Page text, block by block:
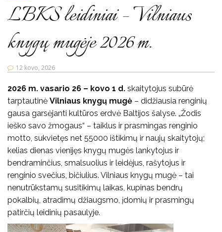
LBKS leidiniai – Vilniaus
knygų mugėje 2026 m.
12 kovo, 2026
2026 m. vasario 26 – kovo 1 d. skaitytojus subūrė
tarptautinė Vilniaus knygų mugė – didžiausia renginių
gausa garsėjanti kultūros erdvė Baltijos šalyse. „Žodis
ieško savo žmogaus“ – taiklus ir prasmingas renginio
motto, sukvietęs net 55000 ištikimų ir naujų skaitytojų;
kelias dienas vienijęs knygų mugės lankytojus ir
bendraminčius, smalsuolius ir leidėjus, rašytojus ir
renginio svečius, bičiulius. Vilniaus knygų mugė – tai
nenutrūkstamų susitikimų laikas, kupinas bendrų
pokalbių, atradimų džiaugsmo, įdomių ir prasmingų
patirčių leidinių pasaulyje.